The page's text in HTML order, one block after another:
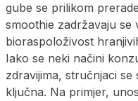
gube se prilikom
smoothie zadržavaju se
bioraspoloživost
Iako se neki načini
zdravijima, stručnjaci
ključna. Na primjer,